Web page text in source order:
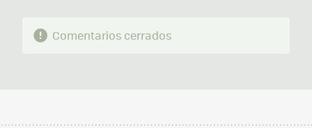
Comentarios cerrados